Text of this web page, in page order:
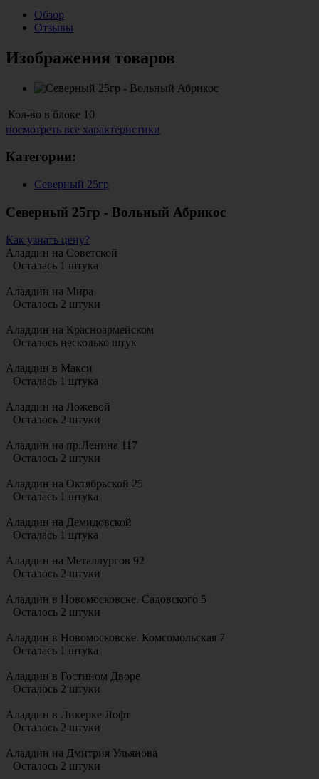
Обзор
Отзывы
Изображения товаров
Кол-во в блоке 10
посмотреть все характеристики
Категории:
Северный 25гр
Северный 25гр - Вольный Абрикос
Как узнать цену?
Аладдин на Советской
Осталась 1 штука
Аладдин на Мира
Осталось 2 штуки
Аладдин на Красноармейском
Осталось несколько штук
Аладдин в Макси
Осталась 1 штука
Аладдин на Ложевой
Осталось 2 штуки
Аладдин на пр.Ленина 117
Осталось 2 штуки
Аладдин на Октябрьской 25
Осталась 1 штука
Аладдин на Демидовской
Осталась 1 штука
Аладдин на Металлургов 92
Осталось 2 штуки
Аладдин в Новомосковске. Садовского 5
Осталось 2 штуки
Аладдин в Новомосковске. Комсомольская 7
Осталась 1 штука
Аладдин в Гостином Дворе
Осталось 2 штуки
Аладдин в Ликерке Лофт
Осталось 2 штуки
Аладдин на Дмитрия Ульянова
Осталось 2 штуки